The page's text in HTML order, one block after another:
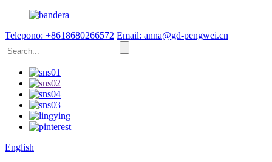
Telepono: +8618680266572 Email: anna@gd-pengwei.cn
English